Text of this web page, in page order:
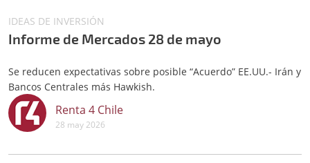
IDEAS DE INVERSIÓN
Informe de Mercados 28 de mayo
Se reducen expectativas sobre posible “Acuerdo” EE.UU.- Irán y
Bancos Centrales más Hawkish.
Renta 4 Chile
28 may 2026